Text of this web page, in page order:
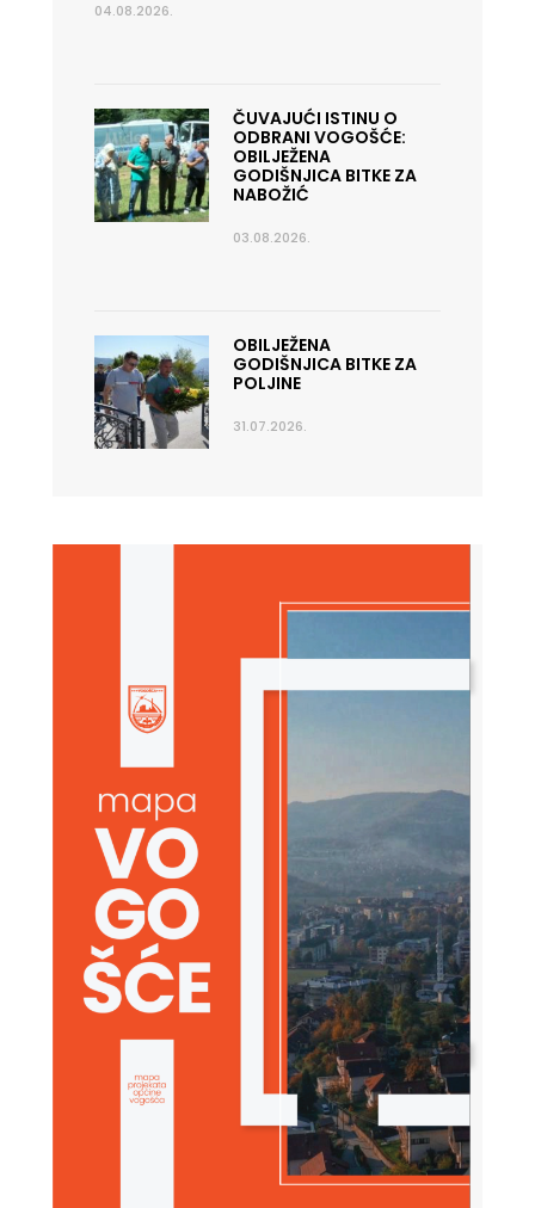
04.08.2026.
ČUVAJUĆI ISTINU O
ODBRANI VOGOŠĆE:
OBILJEŽENA
GODIŠNJICA BITKE ZA
NABOŽIĆ
03.08.2026.
OBILJEŽENA
GODIŠNJICA BITKE ZA
POLJINE
31.07.2026.